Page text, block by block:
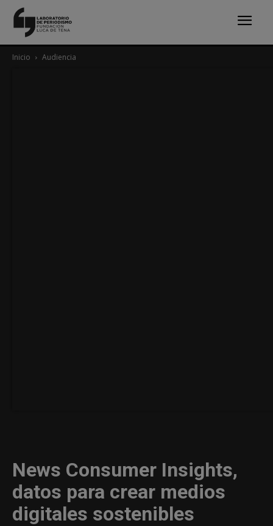
Inicio Audiencia
News Consumer Insights,
datos para crear medios
digitales sostenibles